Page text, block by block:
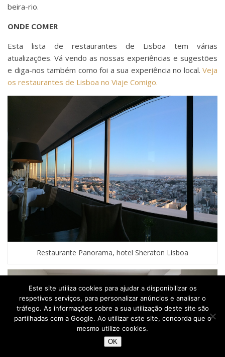
beira-rio.
ONDE COMER
Esta lista de restaurantes de Lisboa tem várias
atualizações. Vá vendo as nossas experiências e sugestões
e diga-nos também como foi a sua experiência no local. Veja
os restaurantes de Lisboa no Viaje Comigo.
Restaurante Panorama, hotel Sheraton Lisboa
Este site utiliza cookies para ajudar a disponibilizar os
respetivos serviços, para personalizar anúncios e analisar o
tráfego. As informações sobre a sua utilização deste site são
partilhadas com a Google. Ao utilizar este site, concorda que o
mesmo utilize cookies.
OK